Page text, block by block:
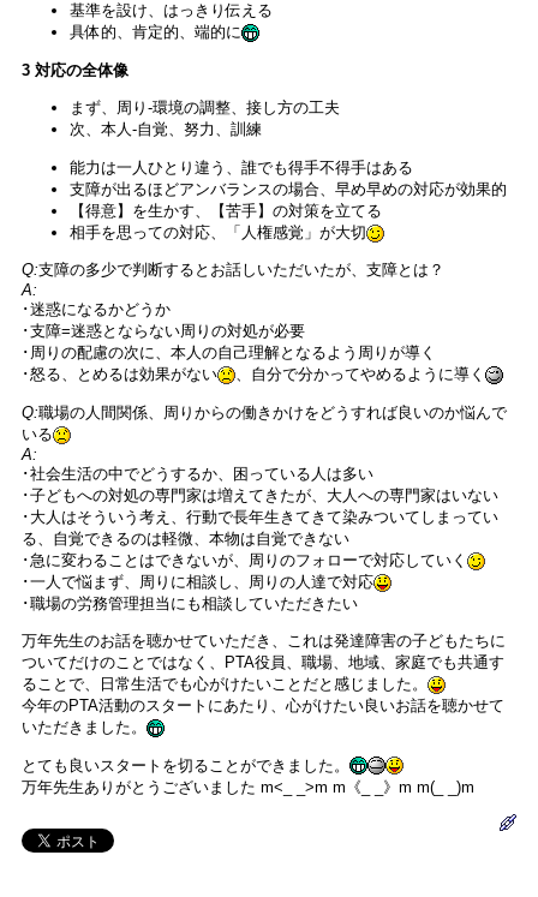
基準を設け、はっきり伝える
具体的、肯定的、端的に
3 対応の全体像
まず、周り-環境の調整、接し方の工夫
次、本人-自覚、努力、訓練
能力は一人ひとり違う、誰でも得手不得手はある
支障が出るほどアンバランスの場合、早め早めの対応が効果的
【得意】を生かす、【苦手】の対策を立てる
相手を思っての対応、「人権感覚」が大切
Q:支障の多少で判断するとお話しいただいたが、支障とは？
A:
･迷惑になるかどうか
･支障=迷惑とならない周りの対処が必要
･周りの配慮の次に、本人の自己理解となるよう周りが導く
･怒る、とめるは効果がない
、自分で分かってやめるように導く
Q:職場の人間関係、周りからの働きかけをどうすれば良いのか悩んで
いる
A:
･社会生活の中でどうするか、困っている人は多い
･子どもへの対処の専門家は増えてきたが、大人への専門家はいない
･大人はそういう考え、行動で長年生きてきて染みついてしまってい
る、自覚できるのは軽微、本物は自覚できない
･急に変わることはできないが、周りのフォローで対応していく
･一人で悩まず、周りに相談し、周りの人達で対応
･職場の労務管理担当にも相談していただきたい
万年先生のお話を聴かせていただき、これは発達障害の子どもたちに
ついてだけのことではなく、PTA役員、職場、地域、家庭でも共通す
ることで、日常生活でも心がけたいことだと感じました。
今年のPTA活動のスタートにあたり、心がけたい良いお話を聴かせて
いただきました。
とても良いスタートを切ることができました。
万年先生ありがとうございました m<_ _>m m《_ _》m m(_ _)m